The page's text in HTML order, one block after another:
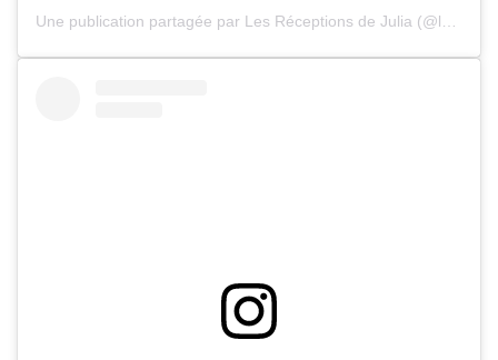
Une publication partagée par Les Réceptions de Julia (@les_receptions_de_julia)